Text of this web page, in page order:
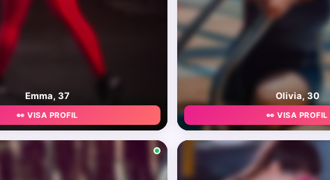
Emma, 37
👀 VISA PROFIL
Olivia, 30
👀 VISA PROFIL